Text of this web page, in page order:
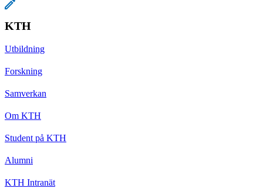
KTH
Utbildning
Forskning
Samverkan
Om KTH
Student på KTH
Alumni
KTH Intranät